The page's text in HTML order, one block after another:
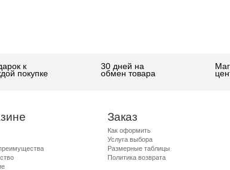
к
покупке
30 дней на
обмен товара
Заказ
Как оформить
Услуга выбора
Размерные таблицы
Политика возврата